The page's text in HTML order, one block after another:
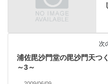
次
浦佐毘沙門堂の毘沙門天つ
～3～